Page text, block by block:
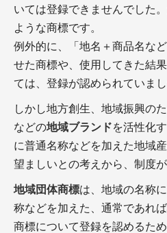
いては登録できませんでした
ような商標です。
例外的に、「地名＋商品名な
せた商標や、使用してきた結
ては、登録が認められていまし
しかし地方創生、地域振興の
などの地域ブランドを活性化
に普通名称などを加えた地域
望ましいとの考えから、制度
地域団体商標は、地域の名称
称などを加えた、通常であれ
商標について登録を認めるため